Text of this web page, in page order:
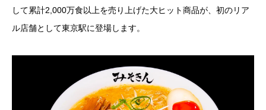
して累計2,000万食以上を売り上げた大ヒット商品が、初のリア
ル店舗として東京駅に登場します。